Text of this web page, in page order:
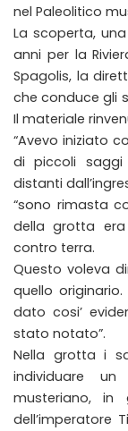
nel Paleolitico
La scoperta,
anni per la
Spagolis, la
che conduce gli
Il materiale
“Avevo iniziato
di piccoli saggi
distanti
“sono rimasta
della grotta
contro terra.
Questo voleva
quello
dato cosi’
stato notato”.
Nella grotta i
individuare
musteriano,
dell’imperatore